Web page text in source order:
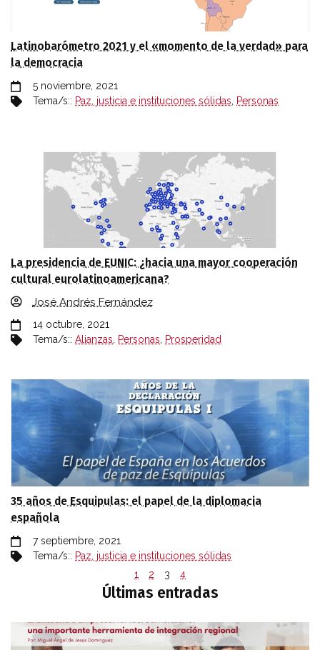
Latinobarómetro 2021 y el «momento de la verdad» para
la democracia
5 noviembre, 2021
Tema/s:: Paz, justicia e instituciones sólidas, Personas
La presidencia de EUNIC: ¿hacia una mayor cooperación
cultural eurolatinoamericana?
José Andrés Fernández
14 octubre, 2021
Tema/s:: Alianzas, Personas, Prosperidad
35 años de Esquipulas: el papel de la diplomacia
española
7 septiembre, 2021
Tema/s:: Paz, justicia e instituciones sólidas
1
2 3 4
Últimas entradas